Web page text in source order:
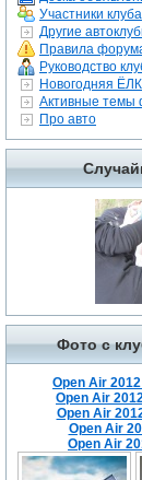
Участники клуба
Другие
Правила
Руководство
Новогодняя
Активные темы
Про авто
Фото с
Open Air
Open Air
Open Air
Open Air
Open Air